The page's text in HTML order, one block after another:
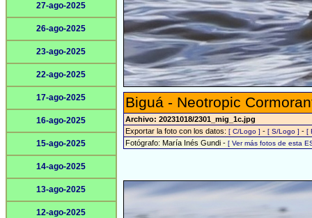
27-ago-2025
26-ago-2025
23-ago-2025
22-ago-2025
17-ago-2025
16-ago-2025
15-ago-2025
14-ago-2025
13-ago-2025
12-ago-2025
Biguá - Neotropic
Archivo: 20231018/2301_mig_1c.jpg
Exportar la foto con los datos: [ C/Logo ] - [ S/Logo ] - [
Fotógrafo: María Inés Gundi - [ Ver más fotos de esta